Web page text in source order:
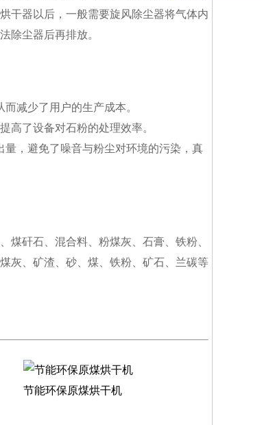
干器以后，一般需要旋风除尘器将气体内
除尘器后再排放。
减少了用户的生产成本。
高了设备对石粉的处理效率。
，避免了噪音与粉尘对环境的污染，真
煤矸石、混合料、粉煤灰、石膏、铁粉、
灰、矿渣、砂、煤、铁粉、矿石、兰碳等
节能环保原煤烘干机